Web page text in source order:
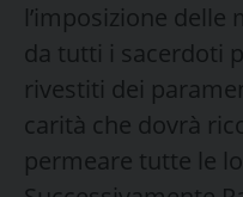
l’imposizione delle
da tutti i sacerdoti
rivestiti dei
carità che dovrà
permeare tutte le